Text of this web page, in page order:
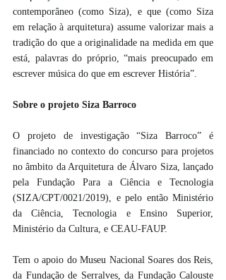
contemporâneo (como Siza), e que (como Siza
em relação à arquitetura) assume valorizar mais a
tradição do que a originalidade na medida em que
está, palavras do próprio, “mais preocupado em
escrever música do que em escrever História”.
Sobre o projeto Siza Barroco
O projeto de investigação “Siza Barroco” é
financiado no contexto do concurso para projetos
no âmbito da Arquitetura de Álvaro Siza, lançado
pela Fundação Para a Ciência e Tecnologia
(SIZA/CPT/0021/2019), e pelo então Ministério
da Ciência, Tecnologia e Ensino Superior,
Ministério da Cultura, e CEAU-FAUP.
Tem o apoio do Museu Nacional Soares dos Reis,
da Fundação de Serralves, da Fundação Calouste